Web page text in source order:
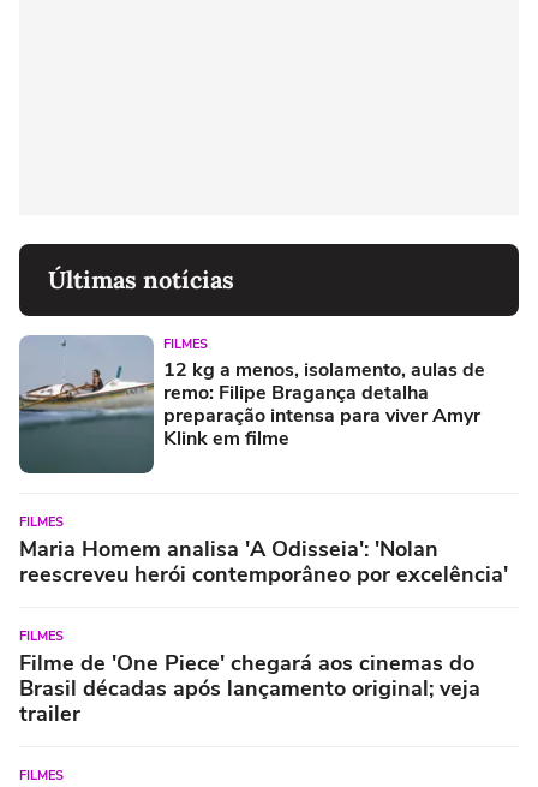
Últimas notícias
FILMES
12 kg a menos, isolamento, aulas de
remo: Filipe Bragança detalha
preparação intensa para viver Amyr
Klink em filme
FILMES
Maria Homem analisa 'A Odisseia': 'Nolan
reescreveu herói contemporâneo por excelência'
FILMES
Filme de 'One Piece' chegará aos cinemas do
Brasil décadas após lançamento original; veja
trailer
FILMES